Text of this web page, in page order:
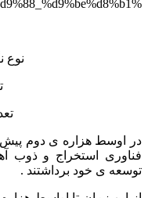
نوع
در اوسط هزاره ی دوم پیش از
فناوری استخراج و ذوب
توسعه ی خود برداشتند .